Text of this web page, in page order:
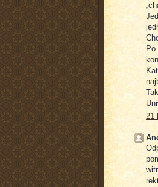
21